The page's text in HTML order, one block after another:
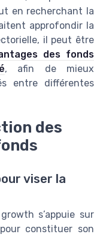
en recherchant la
approfondir la
il peut être
des fonds
, afin de mieux
entre différentes
des
viser la
s’appuie sur
constituer son